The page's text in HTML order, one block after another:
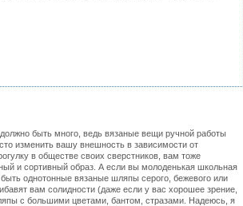
быть много, ведь вязаные вещи ручной работы
изменить вашу внешность в зависимости от
в обществе своих сверстников, вам тоже
и сортивный образ. А если вы молоденькая школьная
однотонные вязаные шляпы серого, бежевого или
вам солидности (даже если у вас хорошее зрение,
с большими цветами, бантом, стразами. Надеюсь, я